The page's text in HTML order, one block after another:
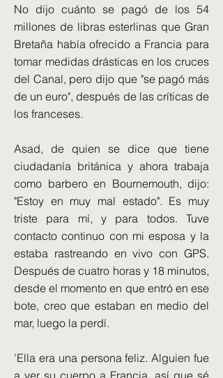
No dijo cuánto se pagó de los 54
millones de libras esterlinas que Gran
Bretaña había ofrecido a Francia para
tomar medidas drásticas en los cruces
del Canal, pero dijo que "se pagó más
de un euro", después de las críticas de
los franceses.
Asad, de quien se dice que tiene
ciudadanía británica y ahora trabaja
como barbero en Bournemouth, dijo:
"Estoy en muy mal estado". Es muy
triste para mí, y para todos. Tuve
contacto continuo con mi esposa y la
estaba rastreando en vivo con GPS.
Después de cuatro horas y 18 minutos,
desde el momento en que entró en ese
bote, creo que estaban en medio del
mar, luego la perdí.
'Ella era una persona feliz. Alguien fue
a ver su cuerpo a Francia, así que sé